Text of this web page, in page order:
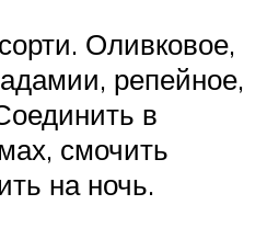
Оливковое,
репейное,
в
смочить
на ночь.